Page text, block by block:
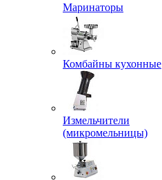
Маринаторы
Комбайны кухонные
Измельчители
(микромельницы)